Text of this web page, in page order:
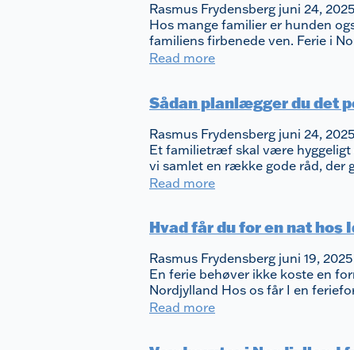
Rasmus Frydensberg juni 24, 2025
Hos mange familier er hunden
familiens firbenede ven. Ferie i
Read more
Sådan planlægger du det
Rasmus Frydensberg juni 24, 2025
Et familietræf skal være hyggeligt
vi samlet en række gode råd, der
Read more
Hvad får du for en nat
Rasmus Frydensberg juni 19, 2025
En ferie behøver ikke koste en
Nordjylland Hos os får I en
Read more